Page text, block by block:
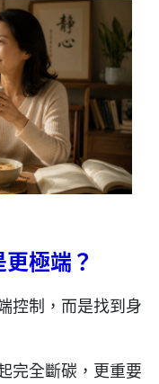
極端？
控制，而是找到身
完全斷碳，更重要